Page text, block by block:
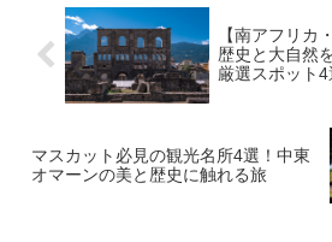
【南アフリカ
歴史と大自然
厳選スポット4
マスカット必見の観光名所4選！中東
オマーンの美と歴史に触れる旅